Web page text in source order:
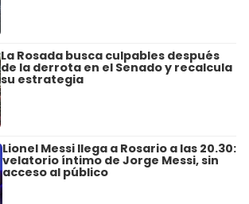
La Rosada busca culpables después
de la derrota en el Senado y recalcula
su estrategia
Lionel Messi llega a Rosario a las 20.30:
velatorio íntimo de Jorge Messi, sin
acceso al público